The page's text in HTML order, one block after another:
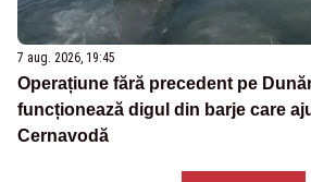
7 aug. 2026, 19:45
Operațiune fără precedent pe
funcționează digul din barje care
Cernavodă